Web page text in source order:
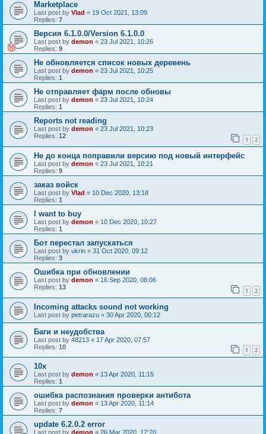
Marketplace
Last post by Vlad « 19 Oct 2021, 13:09
Replies: 7
Версия 6.1.0.0/Version 6.1.0.0
Last post by demon « 23 Jul 2021, 10:26
Replies: 9
Не обновляется список новых деревень
Last post by demon « 23 Jul 2021, 10:25
Replies: 1
Не отправляет фарм после обновы
Last post by demon « 23 Jul 2021, 10:24
Replies: 1
Reports not reading
Last post by demon « 23 Jul 2021, 10:23
Replies: 12 1 2
Не до конца поправили версию под новый интерфейс
Last post by demon « 23 Jul 2021, 10:21
Replies: 9
заказ войск
Last post by Vlad « 10 Dec 2020, 13:18
Replies: 1
I want to buy
Last post by demon « 10 Dec 2020, 10:27
Replies: 1
Бот перестал запускаться
Last post by ukrin « 31 Oct 2020, 09:12
Replies: 3
Ошибка при обновлении
Last post by demon « 16 Sep 2020, 08:06
Replies: 13 1 2
Incoming attacks sound not working
Last post by petrarazu « 30 Apr 2020, 00:12
Баги и неудобства
Last post by 48213 « 17 Apr 2020, 07:57
Replies: 10 1 2
10х
Last post by demon « 13 Apr 2020, 11:15
Replies: 1
ошибка распознания проверки антибота
Last post by demon « 13 Apr 2020, 11:14
Replies: 7
update 6.2.0.2 error
Last post by demon « 26 Mar 2020, 17:20